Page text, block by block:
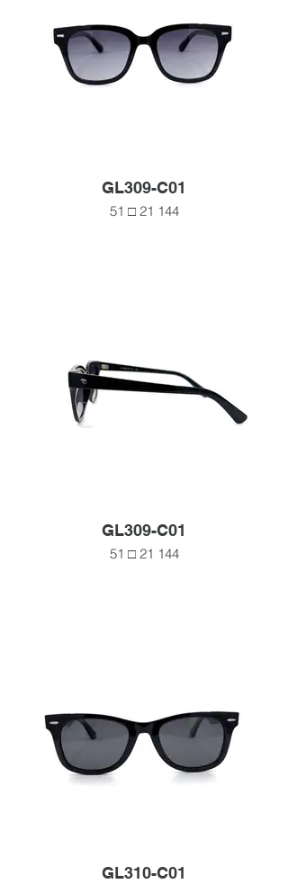
GL309-C01
51 □ 21 144
GL309-C01
51 □ 21 144
GL310-C01